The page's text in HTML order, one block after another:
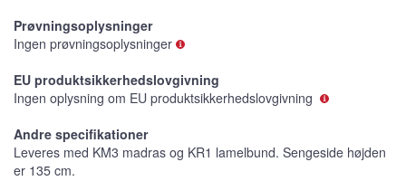
Prøvningsoplysninger
Ingen prøvningsoplysninger
EU produktsikkerhedslovgivning
Ingen oplysning om EU produktsikkerhedslovgivning
Andre specifikationer
Leveres med KM3 madras og KR1 lamelbund. Sengeside højden
er 135 cm.